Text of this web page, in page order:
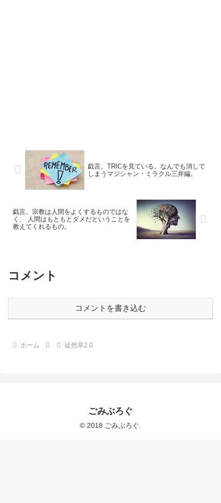
戯言。TRICを見ている。なんでも消して
しまうマジシャン・ミラクル三井編。
戯言。宗教は人間をよくするものではな
く、 人間はもともとダメだということを
教えてくれるもの。
コメント
コメントを書き込む
ホーム 徒然草2.0
ごみぶろぐ
© 2018 ごみぶろぐ.